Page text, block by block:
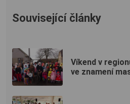
Související články
Víkend v
ve znamení